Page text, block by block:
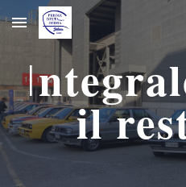
Skip to main content
I
il